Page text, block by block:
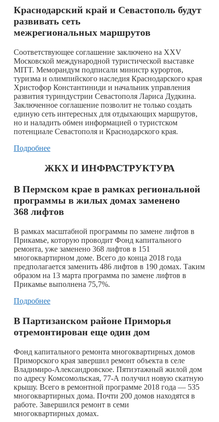
Краснодарский край и Севастополь будут
развивать сеть
межрегиональных маршрутов
Соответствующее соглашение заключено на XXV
Московской международной туристической выставке
MITT. Меморандум подписали министр курортов,
туризма и олимпийского наследия Краснодарского края
Христофор Константиниди и начальник управления
развития туриндустрии Севастополя Лариса Дудкина.
Заключенное соглашение позволит не только создать
единую сеть интересных для отдыхающих маршрутов,
но и наладить обмен информацией о туристском
потенциале Севастополя и Краснодарского края.
Подробнее
ЖКХ И ИНФРАСТРУКТУРА
В Пермском крае в рамках региональной
программы в жилых домах заменено
368 лифтов
В рамках масштабной программы по замене лифтов в
Прикамье, которую проводит Фонд капитального
ремонта, уже заменено 368 лифтов в 151
многоквартирном доме. Всего до конца 2018 года
предполагается заменить 486 лифтов в 190 домах. Таким
образом на 13 марта программа по замене лифтов в
Прикамье выполнена 75,7%.
Подробнее
В Партизанском районе Приморья
отремонтирован еще один дом
Фонд капитального ремонта многоквартирных домов
Приморского края завершил ремонт объекта в селе
Владимиро-Александровское. Пятиэтажный жилой дом
по адресу Комсомольская, 77-А получил новую скатную
крышу. Всего в ремонтной программе 2018 года — 535
многоквартирных дома. Почти 200 домов находятся в
работе. Завершился ремонт в семи
многоквартирных домах.